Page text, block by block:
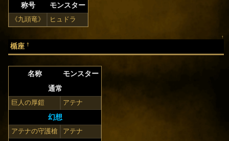
称号 モンスター
《九頭竜》 ヒュドラ
↑
楯座 †
名称
モンスター
通常
巨人の厚鎧 アテナ
幻想
アテナの守護槍 アテナ